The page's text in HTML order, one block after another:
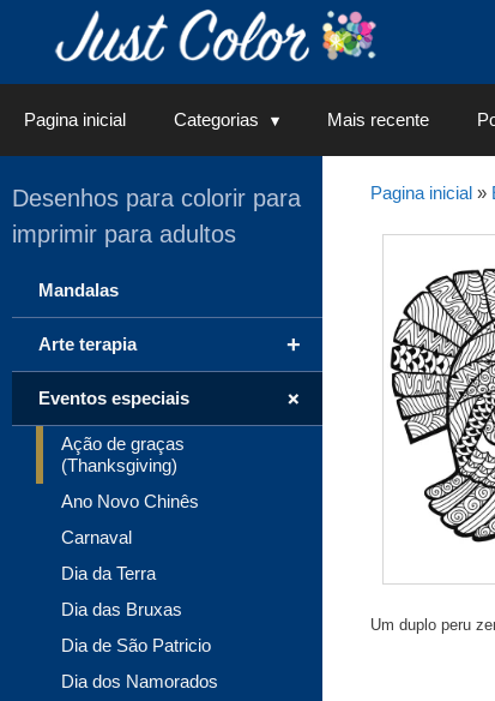
Pagina inicial Categorias Mais recente
Pagina inicial»
Um duplo peru
Desenhos para colorir para
imprimir para adultos
Mandalas
+
Arte terapia
+
Eventos especiais
Ação de graças
(Thanksgiving)
Ano Novo Chinês
Carnaval
Dia da Terra
Dia das Bruxas
Dia de São Patricio
Dia dos Namorados